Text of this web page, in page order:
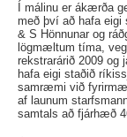
Í málinu er ákærða
með því að hafa eigi
& S Hönnunar og
lögmæltum tíma,
rekstrarárið 2009 og
hafa eigi staðið
samræmi við
af launum
samtals að fjárhæð